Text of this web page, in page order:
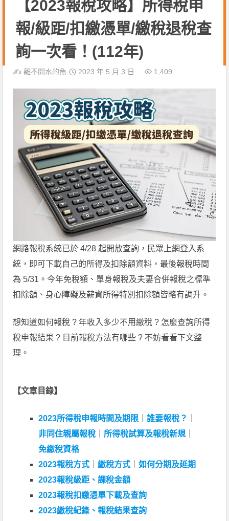
【2023報稅攻略】所得稅申
報/級距/扣繳憑單/繳稅退稅查
詢一次看！(112年)
✍️離不開水的魚 2023 年 5 月 3 日 1,409
網路報稅系統已於 4/28 起開放查詢，民眾上網登入系
統，即可下載自己的所得及扣除額資料，最後報稅時間
為 5/31。今年免稅額、單身報稅及夫妻合併報稅之標準
扣除額、身心障礙及薪資所得特別扣除額皆略有調升。
想知道如何報稅 ? 年收入多少不用繳稅 ? 怎麼查詢所得
稅申報結果 ? 目前報稅方法有哪些 ? 不妨看看下文整
理。
【文章目錄】
2023所得稅申報時間及期限 ｜誰要報稅？
非同住親屬報稅
所得稅試算及報稅新規
免繳稅資格
2023報稅方式 ｜繳稅方式 ｜如何分期及延期
2023報稅級距、課稅金額
2023報稅扣繳憑單下載及查詢
2023繳稅紀錄、報稅結果查詢